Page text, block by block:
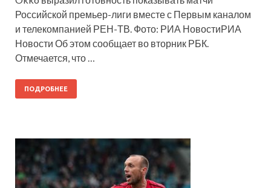
Российской премьер-лиги вместе с Первым каналом
и телекомпанией РЕН-ТВ. Фото: РИА НовостиРИА
Новости Об этом сообщает во вторник РБК.
Отмечается, что …
ПОДРОБНЕЕ